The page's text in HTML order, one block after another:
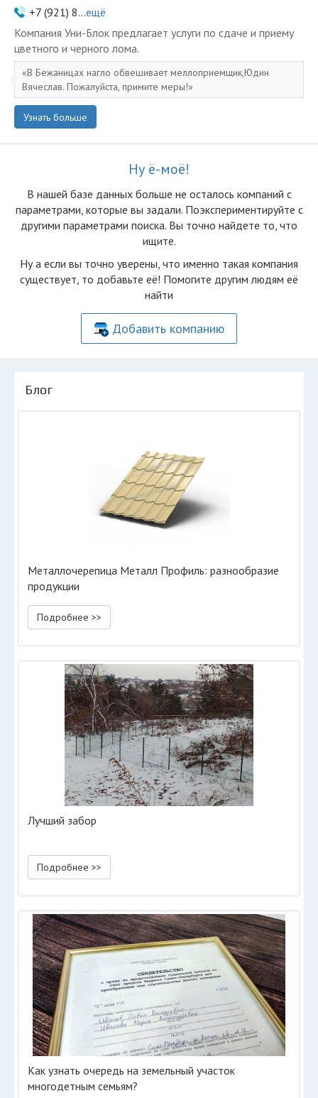
+7 (921) 8...ещё
Компания Уни-Блок предлагает услуги по сдаче и приему
цветного и черного лома.
В Бежаницах нагло обвешивает меллоприемщик,Юдин
Вячеслав. Пожалуйста, примите меры!
Узнать больше
Ну ё-моё!
В нашей базе данных больше не осталоcь компаний с
параметрами, которые вы задали. Поэкспериментируйте с
другими параметрами поиска. Вы точно найдете то, что
ищите.
Ну а если вы точно уверены, что именно такая компания
существует, то добавьте её! Помогите другим людям её
найти
Добавить компанию
Блог
Металлочерепица Металл Профиль: разнообразие
продукции
Подробнее >>
Лучший забор
Подробнее >>
Как узнать очередь на земельный участок
многодетным семьям?